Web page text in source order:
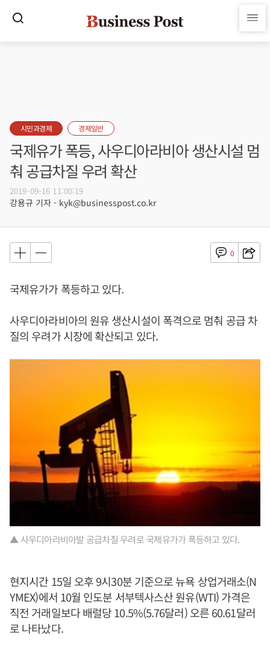
시민과경제 경제일반
국제유가 폭등, 사우디아라비아 생산시설 멈
춰 공급차질 우려 확산
2019-09-16 11:00:19
강용규 기자 - kyk@businesspost.co.kr
0
국제유가가 폭등하고 있다.
사우디아라비아의 원유 생산시설이 폭격으로 멈춰 공급 차
질의 우려가 시장에 확산되고 있다.
▲ 사우디아라비아발 공급차질 우려로 국제유가가 폭등하고 있다.
현지시간 15일 오후 9시30분 기준으로 뉴욕 상업거래소(N
YMEX)에서 10월 인도분 서부텍사스산 원유(WTI) 가격은
직전 거래일보다 배럴당 10.5%(5.76달러) 오른 60.61달러
로 나타났다.